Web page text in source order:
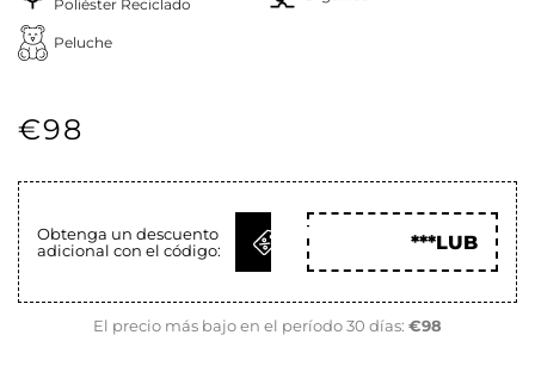
Poliéster Reciclado
Peluche
€98
Obtenga un descuento
adicional con el código:
OBTENER
***LUB
El precio más bajo en el período 30 días: €98